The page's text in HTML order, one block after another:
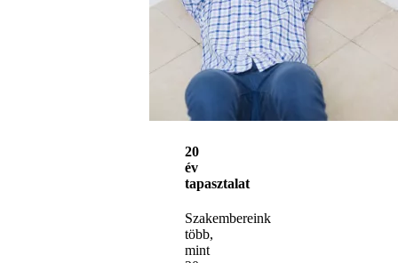
20
év
tapasztalat
Szakembereink
több,
mint